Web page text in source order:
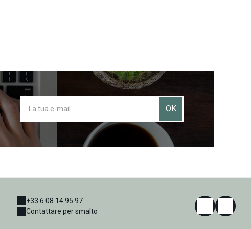
OK
+33 6 08 14 95 97
Contattare per smalto